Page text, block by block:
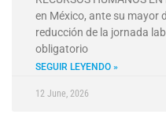
en México, ante su mayor
reducción de la jornada
obligatorio
SEGUIR LEYENDO »
12 June, 2026